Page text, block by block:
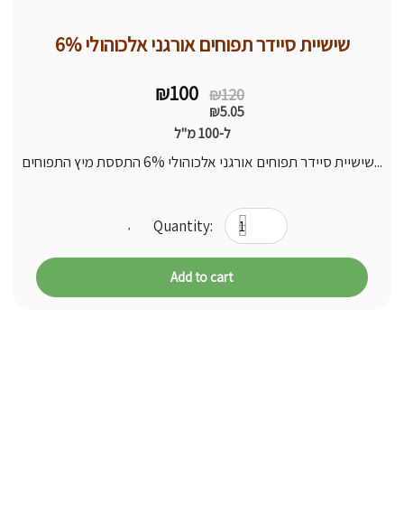
שישיית סיידר תפוחים אורגני אלכוהולי 6%
₪120Original
price
₪120.
₪100
Current
price
₪100.
₪5.05
ל-100 מ"ל
שישיית סיידר תפוחים אורגני אלכוהולי 6% התססת מיץ התפוחים...
Add to cart